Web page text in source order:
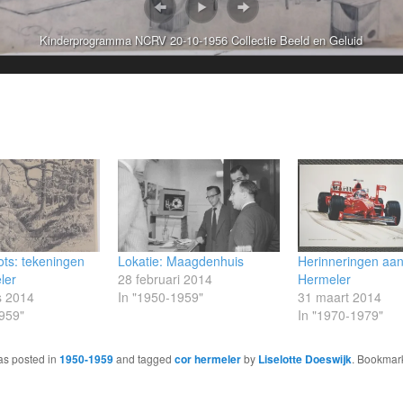
Kinderprogramma NCRV 20-10-1956 Collectie Beeld en Geluid
tekeningen
2014
Lokatie: Maagdenhuis
28 februari 2014
In "1950-1959"
Herinneringen
Hermeler
31 maart 2014
In "1970-1979"
posted in 1950-1959and tagged cor hermelerby Liselotte Doeswijk.